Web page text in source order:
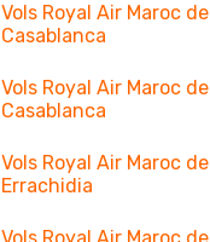
Vols Royal Air Maroc
Casablanca
Vols Royal Air Maroc
Casablanca
Vols Royal Air Maroc
Errachidia